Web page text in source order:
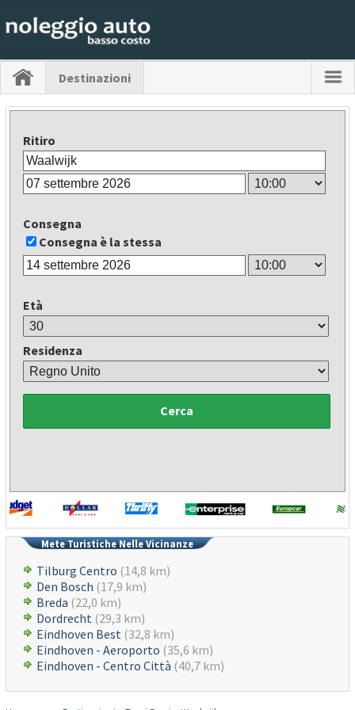
Destinazioni
Ritiro
Consegna
Consegna è la stessa
Età
Residenza
Cerca
Mete Turistiche Nelle Vicinanze
Tilburg Centro (14,8 km)
Den Bosch (17,9 km)
Breda (22,0 km)
Dordrecht (29,3 km)
Eindhoven Best (32,8 km)
Eindhoven - Aeroporto (35,6 km)
Eindhoven - Centro Città (40,7 km)